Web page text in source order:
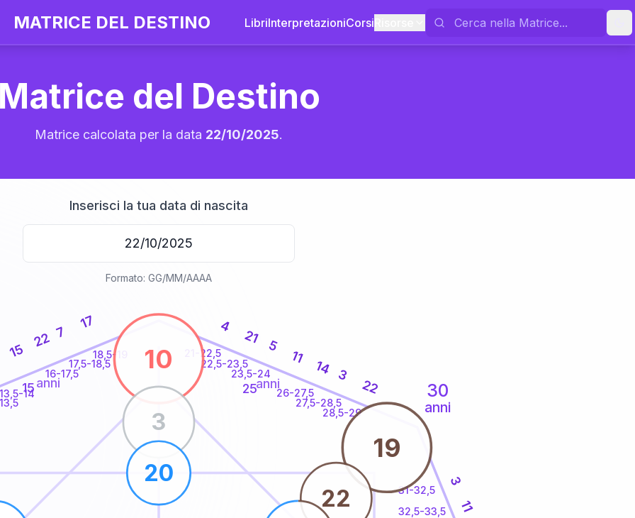
MATRICE DEL DESTINO LibriInterpretazioniCorsi
Matrice del Destino
Matrice calcolata per la data 22/10/2025.
Inserisci la tua data di nascita
Formato: GG/MM/AAAA
20
30
anni
13,5-14
16-17,5
17,5-18,5
18,5-19 21-22,5
22,5-23,5
23,5-24
26-27,5
27,5-28,5
28,5-29
31-32,5
32,5-33,5
15
22 7
17 4
21 5
11
14 3
22
3
11
10
19
3
20
22
15anni 25anni